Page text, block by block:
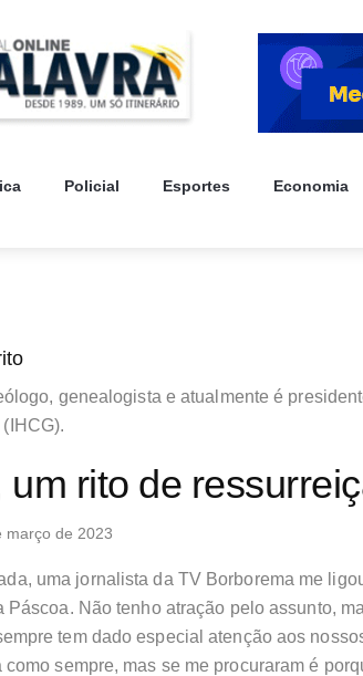
Policial Esportes Economia
genealogista e atualmente é
um rito de
março de 2023
uma jornalista da TV Borborema me
Páscoa. Não tenho atração pelo assunto,
tem dado especial atenção aos
como sempre, mas se me procuraram é